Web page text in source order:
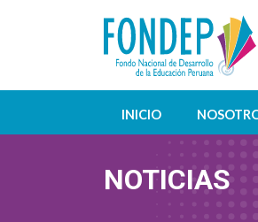
INICIO
NOTICIAS